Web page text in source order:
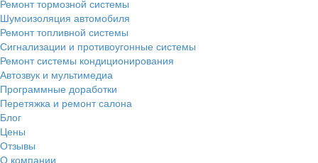
Ремонт тормозной системы
Шумоизоляция автомобиля
Ремонт топливной системы
Сигнализации и противоугонные системы
Ремонт системы кондиционирования
Автозвук и мультимедиа
Программные доработки
Перетяжка и ремонт салона
Блог
Цены
Отзывы
О компании